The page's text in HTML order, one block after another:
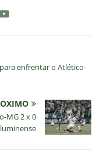
enfrentar o Atlético-
MG 2 x 0